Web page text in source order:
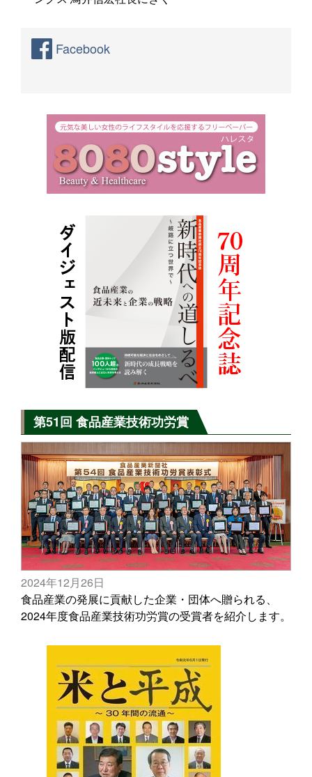
Facebook
第51回 食品産業技術功労賞
2024年12月26日
食品産業の発展に貢献した企業・団体へ贈られる、
2024年度食品産業技術功労賞の受賞者を紹介します。